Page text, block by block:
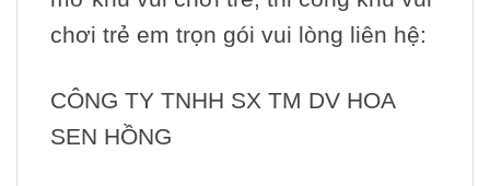
chơi trẻ em trọn gói vui lòng liên hệ:
CÔNG TY TNHH SX TM DV HOA
SEN HỒNG